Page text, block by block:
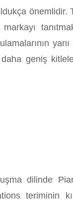
önemlidir.
geniş
dilinde
teriminin